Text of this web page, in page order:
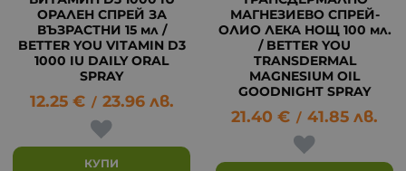
ОРАЛЕН СПРЕЙ ЗА
ВЪЗРАСТНИ 15 мл /
BETTER YOU VITAMIN D3
1000 IU DAILY ORAL
SPRAY
12.25 € / 23.96 лв.
КУПИ
МАГНЕЗИЕВО СПРЕЙ-
ОЛИО ЛЕКА НОЩ 100 мл.
/ BETTER YOU
TRANSDERMAL
MAGNESIUM OIL
GOODNIGHT SPRAY
21.40 € / 41.85 лв.